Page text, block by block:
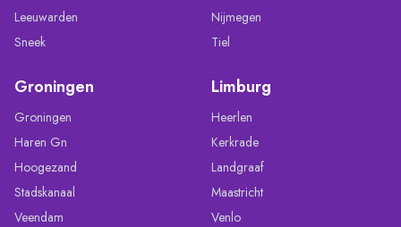
Leeuwarden
Sneek
Nijmegen
Tiel
Groningen
Groningen
Haren Gn
Hoogezand
Stadskanaal
Veendam
Limburg
Heerlen
Kerkrade
Landgraaf
Maastricht
Venlo